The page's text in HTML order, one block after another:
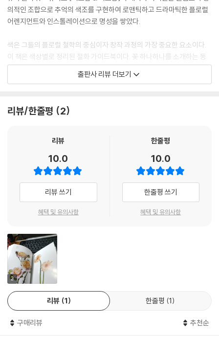
의적인 조합으로 추억의 색조를 구현하여 로맨틱하고 드라마틱한 플로럴
어렌지먼트와 인스톨레이션으로 명성을 쌓았다.
색은 그들의 플로럴 철학의 중심이자 창작 과정의 가장 중요한 요소이다.
이 책은 색상별로 정리된 절화 가이드북이다. 꽃 하나하나를 소개하는 동
시에 독자 스스로 무수한 플로럴 조합을 시도해볼 수 있도록 영감을 준다.
또한 독자는 각기 다른 색상의 두 가지 꽃으로 색의 점진적인 변화 과정을
기 쉽게 담고 있어 독자들이 다양한 형태와 크기의 꽃들을 사용하여 더욱
시장 출하 여부, 환경을 고려한 지속 가능성과 같은 유용한 정보도 담고 있
다. ‘플라워 컬러 가이드’는 전문 플로리스트와 이벤트 플래너뿐만 아니라
식물에 대한 열정과 무궁무진한 색상 조합에 강한 흥미를 가진 사람 모두
에게 완벽한 책이라 하겠다.
출판사 리뷰 더보기
리뷰/한줄평 2
리뷰
10.0
리뷰 쓰기
혜택 및 유의사항
한줄평
10.0
한줄평 쓰기
혜택 및 유의사항
2
리뷰 1 한줄평 1
구매리뷰 추천순